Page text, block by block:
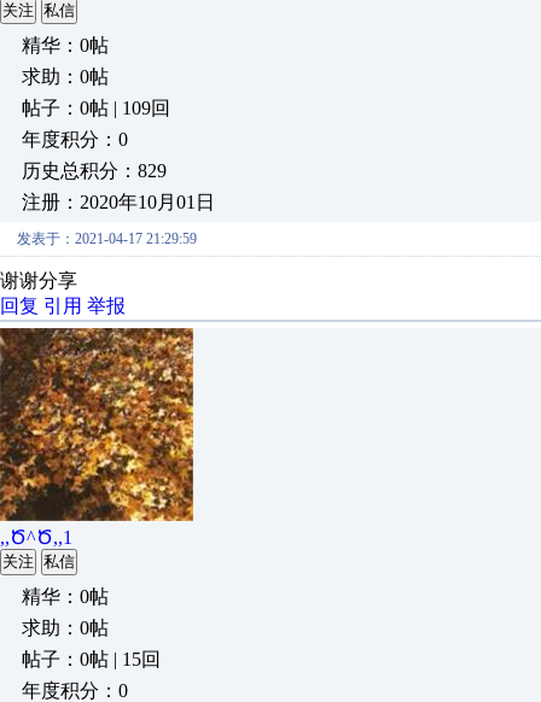
关注 私信
精华：0帖
求助：0帖
帖子：0帖 | 109回
年度积分：0
历史总积分：829
注册：2020年10月01日
发表于：2021-04-17 21:29:59
谢谢分享
回复 引用 举报
,,Ծ^Ծ,,1
关注 私信
精华：0帖
求助：0帖
帖子：0帖 | 15回
年度积分：0